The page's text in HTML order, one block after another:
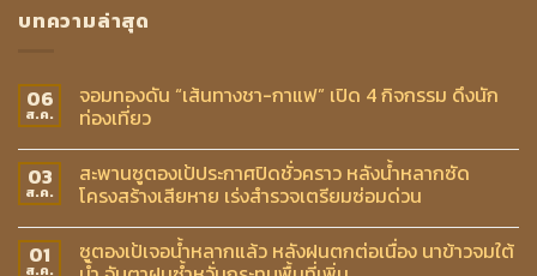
บทความล่าสุด
06
ส.ค.
จอมทองดัน “เส้นทางชา-กาแฟ” เปิด 4 กิจกรรม ดึงนัก
ท่องเที่ยว
03
ส.ค.
สะพานซูตองเป้ประกาศปิดชั่วคราว หลังน้ำหลากซัด
โครงสร้างเสียหาย เร่งสำรวจเตรียมซ่อมด่วน
01
ส.ค.
ซูตองเป้เจอน้ำหลากแล้ว หลังฝนตกต่อเนื่อง นาข้าวจมใต้